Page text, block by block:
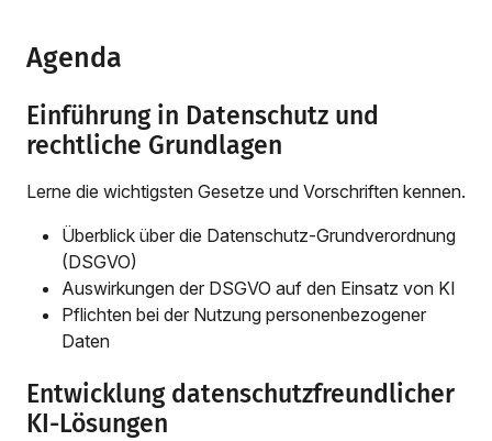
Agenda
Einführung in Datenschutz und
rechtliche Grundlagen
Lerne die wichtigsten Gesetze und Vorschriften kennen.
Überblick über die Datenschutz-Grundverordnung
(DSGVO)
Auswirkungen der DSGVO auf den Einsatz von KI
Pflichten bei der Nutzung personenbezogener
Daten
Entwicklung datenschutzfreundlicher
KI-Lösungen